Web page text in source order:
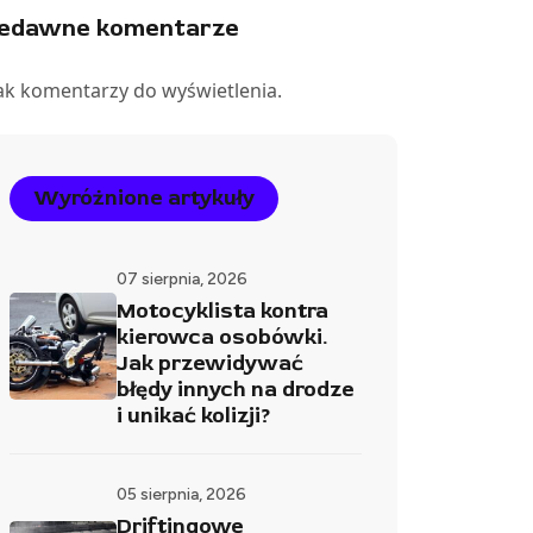
komentarze
komentarzy do wyświetlenia.
Wyróżnione artykuły
07 sierpnia, 2026
Motocyklista kontra
kierowca osobówki.
Jak przewidywać
błędy innych na drodze
i unikać kolizji?
05 sierpnia, 2026
Driftingowe